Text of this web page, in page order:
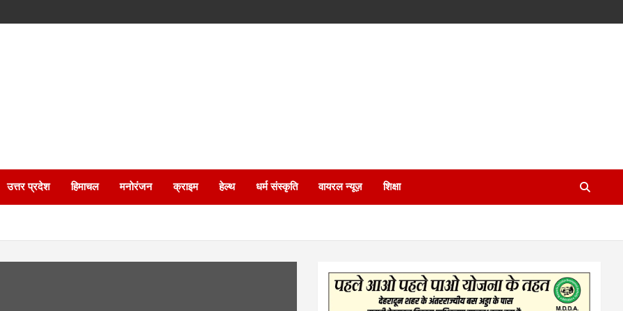
उत्तर प्रदेश हिमाचल मनोरंजन क्राइम हेल्थ धर्म संस्कृति वायरल न्यूज़ शिक्षा